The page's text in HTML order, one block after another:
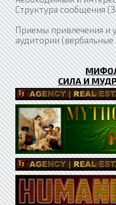
Структура сообщения
Приемы привлечения и
аудитории (вербальные
СИЛА И